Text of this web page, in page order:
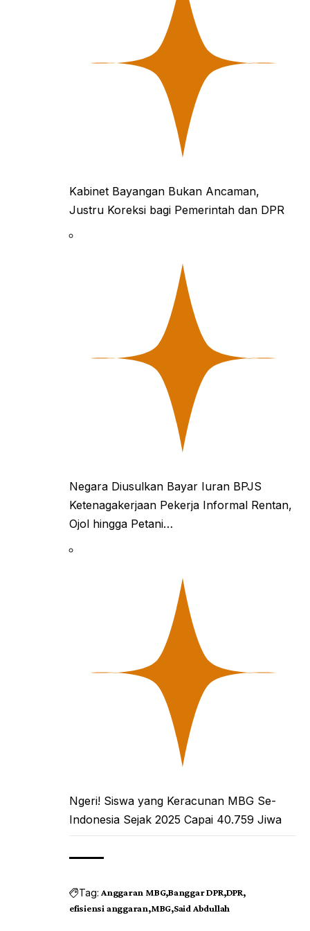
Kabinet Bayangan Bukan Ancaman,
Justru Koreksi bagi Pemerintah dan DPR
Negara Diusulkan Bayar Iuran BPJS
Ketenagakerjaan Pekerja Informal Rentan,
Ojol hingga Petani…
Ngeri! Siswa yang Keracunan MBG Se-
Indonesia Sejak 2025 Capai 40.759 Jiwa
Tag: Anggaran MBG Banggar DPR DPR
efisiensi anggaran MBG Said Abdullah